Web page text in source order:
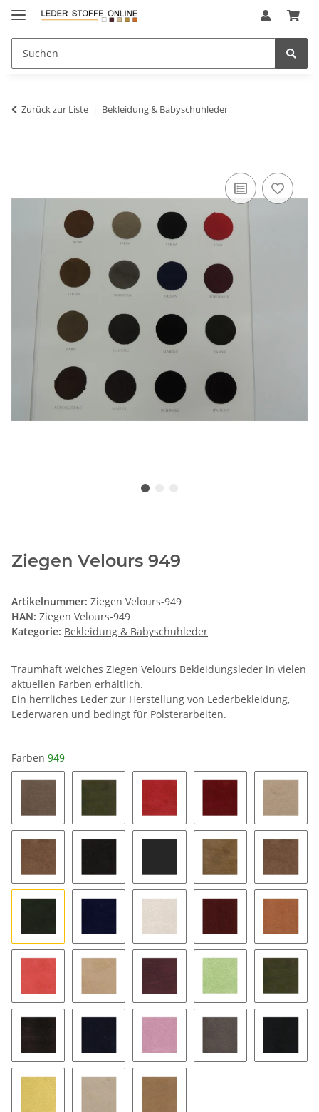
Zurück zur Liste Bekleidung & Babyschuhleder
Ziegen Velours 949
Artikelnummer: Ziegen Velours-949
HAN: Ziegen Velours-949
Kategorie: Bekleidung & Babyschuhleder
Traumhaft weiches Ziegen Velours Bekleidungsleder in vielen
aktuellen Farben erhältlich.
Ein herrliches Leder zur Herstellung von Lederbekleidung,
Lederwaren und bedingt für Polsterarbeiten.
Farben 949
1025 1195 1523 1556 2381
2491 2599 2728 2773 604
949 951 blush bordeaux cognac
feuer hellbeige maulbeere mint moos
nougat pacific rosa